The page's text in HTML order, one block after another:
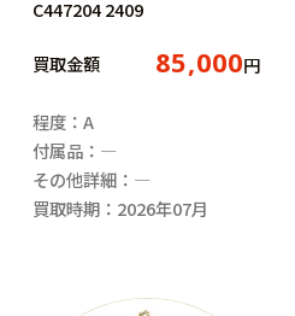
C447204 2409
買取金額 85,000円
程度：A
付属品：―
その他詳細：―
買取時期：2026年07月